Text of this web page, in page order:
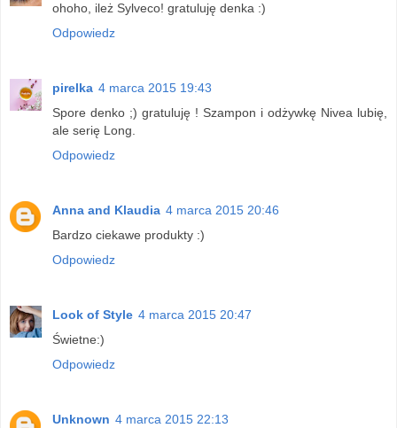
ohoho, ileż Sylveco! gratuluję denka :)
Odpowiedz
pirelka 4 marca 2015 19:43
Spore denko ;) gratuluję ! Szampon i odżywkę Nivea lubię,
ale serię Long.
Odpowiedz
Anna and Klaudia 4 marca 2015 20:46
Bardzo ciekawe produkty :)
Odpowiedz
Look of Style 4 marca 2015 20:47
Świetne:)
Odpowiedz
Unknown 4 marca 2015 22:13